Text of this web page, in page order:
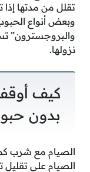
تقلل من مدتها إذا
وبعض أنواع
والبروجسترون”
نزولها.
كيف
بدون
الصيام مع شرب
الصيام على تقليل